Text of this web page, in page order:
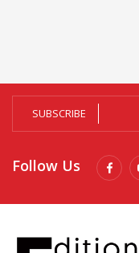
SUBSCRIBE
Follow Us